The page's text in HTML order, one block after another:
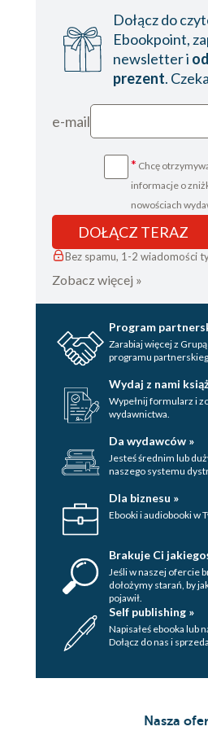
Dołącz do
Ebookpoint,
newsletter i
prezent.
e-mail
* Chcę
informacje o
nowościach
DOŁĄCZ TERAZ
Bez spamu, 1-2 wiadomości
Zobacz więcej »
Program
Zarabiaj więcej z
programu
Wydaj z nami
Wypełnij formularz i
wydawnictwa.
Da wydawców »
Jesteś średnim lub
naszego systemu
Dla biznesu »
Ebooki i audiobooki w
Brakuje Ci
Jeśli w naszej ofercie
dołożymy starań, by
pojawił.
Self publishing »
Napisałeś ebooka lub
Dołącz do nas i
Nasza